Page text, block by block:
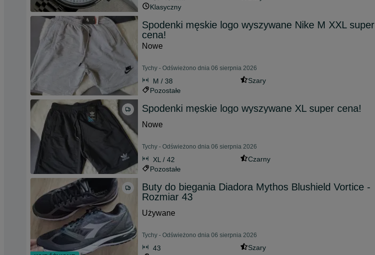
Klasyczny
Spodenki męskie logo wyszywane Nike M XXL super
cena!
Nowe
Tychy - Odświeżono dnia 06 sierpnia 2026
M / 38
Szary
Pozostałe
Spodenki męskie logo wyszywane XL super cena!
Nowe
Tychy - Odświeżono dnia 06 sierpnia 2026
XL / 42
Czarny
Pozostałe
Buty do biegania Diadora Mythos Blushield Vortice -
Rozmiar 43
Używane
Tychy - Odświeżono dnia 06 sierpnia 2026
43
Szary